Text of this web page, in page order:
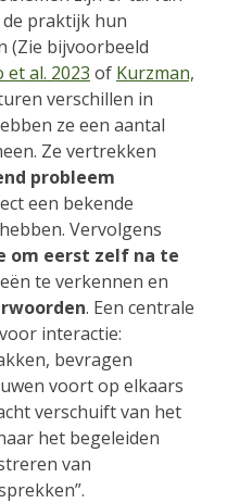
praktijk hun
(Zie bijvoorbeeld
et al. 2023 of Kurzman,
verschillen in
ze een aantal
Ze vertrekken
probleem
een bekende
Vervolgens
om eerst zelf na te
te verkennen en
. Een centrale
interactie:
bevragen
voort op elkaars
verschuift van het
het begeleiden
van